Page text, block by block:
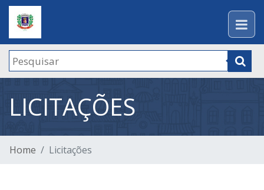
LICITAÇÕES
Home Licitações